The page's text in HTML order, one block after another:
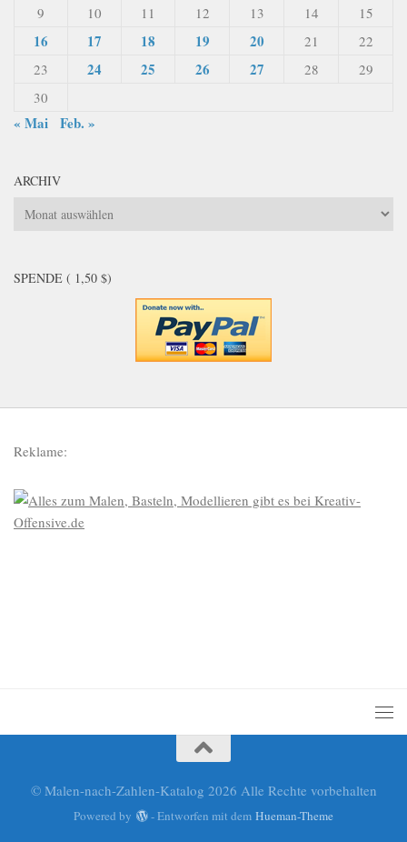
9
10 11 12 13 14 15
16 17 18 19 20 21
22
23
24 25 26 27 28
29
30
« Mai Feb. »
ARCHIV
Archiv
SPENDE ( 1,50 $)
Reklame:
© Malen-nach-Zahlen-Katalog 2026 Alle Rechte vorbehalten
Powered by - Entworfen mit dem Hueman-Theme